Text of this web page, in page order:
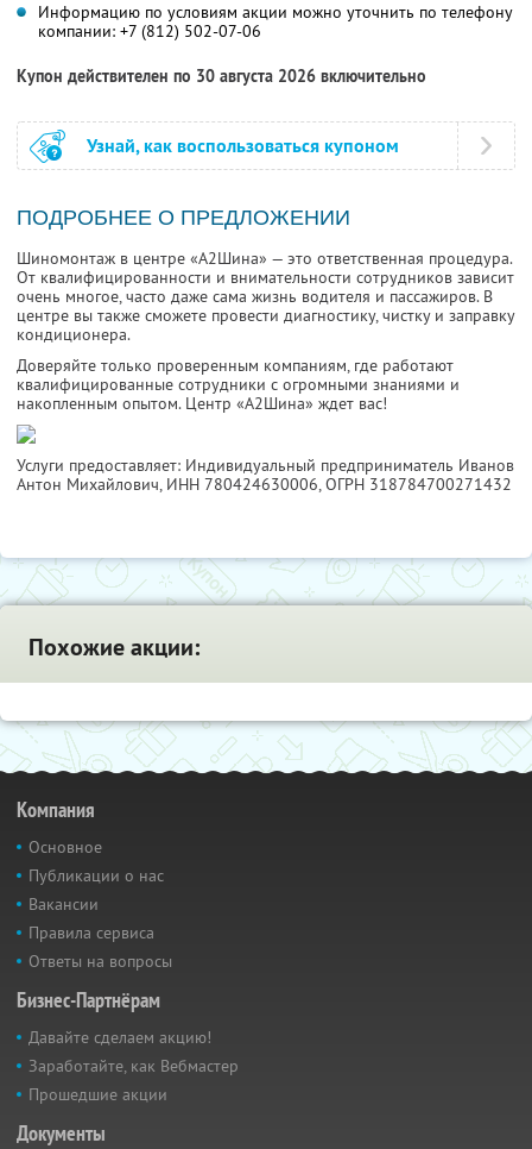
Информацию по условиям акции можно уточнить по телефону
компании: +7 (812) 502-07-06
Купон действителен по 30 августа 2026 включительно
Узнай, как воспользоваться купоном
ПОДРОБНЕЕ О ПРЕДЛОЖЕНИИ
Шиномонтаж в центре «A2Шина» — это ответственная процедура.
От квалифицированности и внимательности сотрудников зависит
очень многое, часто даже сама жизнь водителя и пассажиров. В
центре вы также сможете провести диагностику, чистку и заправку
кондиционера.
Доверяйте только проверенным компаниям, где работают
квалифицированные сотрудники с огромными знаниями и
накопленным опытом. Центр «A2Шина» ждет вас!
Услуги предоставляет: Индивидуальный предприниматель Иванов
Антон Михайлович, ИНН 780424630006, ОГРН 318784700271432
Похожие акции:
Компания
Основное
Публикации о нас
Вакансии
Правила сервиса
Ответы на вопросы
Бизнес-Партнёрам
Давайте сделаем акцию!
Заработайте, как Вебмастер
Прошедшие акции
Документы